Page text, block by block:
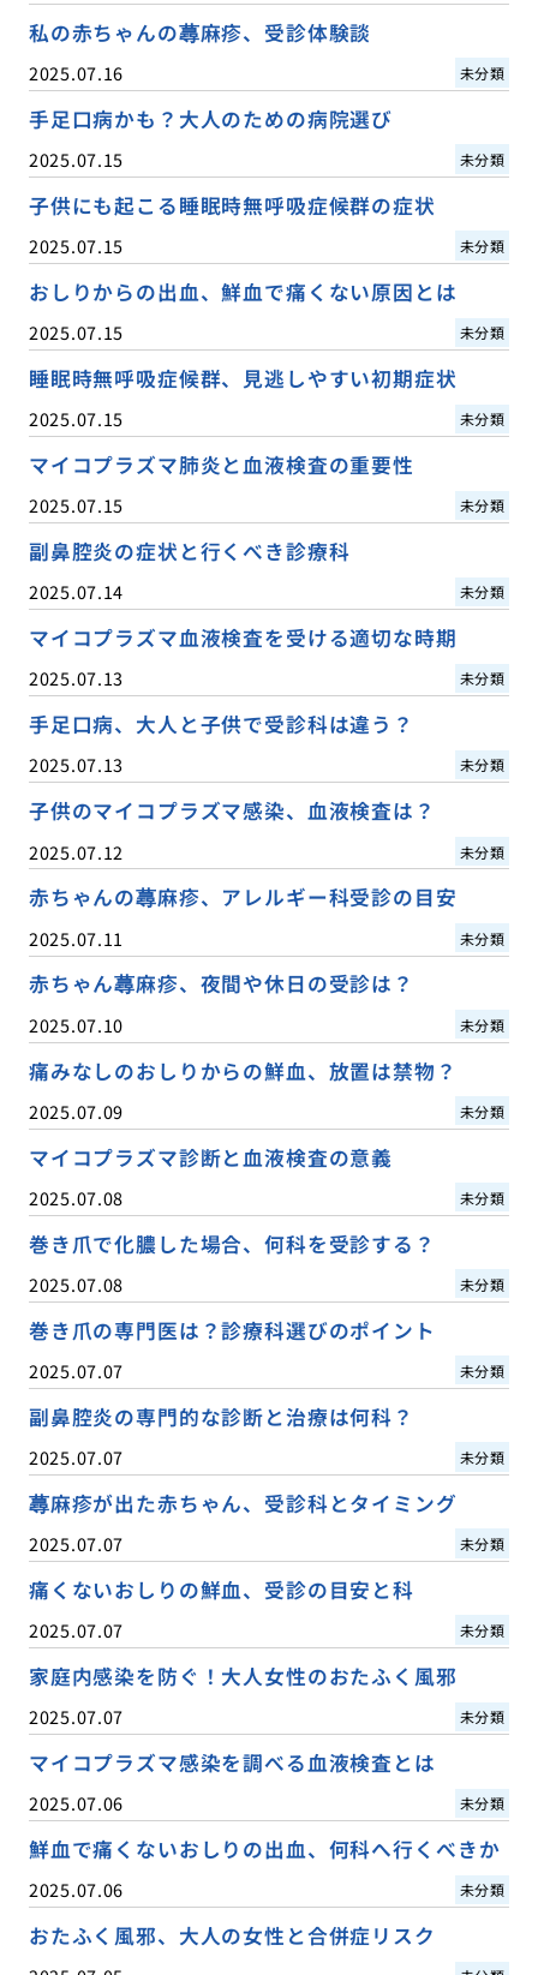
私の赤ちゃんの蕁麻疹、受診体験談
2025.07.16 未分類
手足口病かも？大人のための病院選び
2025.07.15 未分類
子供にも起こる睡眠時無呼吸症候群の症状
2025.07.15 未分類
おしりからの出血、鮮血で痛くない原因とは
2025.07.15 未分類
睡眠時無呼吸症候群、見逃しやすい初期症状
2025.07.15 未分類
マイコプラズマ肺炎と血液検査の重要性
2025.07.15 未分類
副鼻腔炎の症状と行くべき診療科
2025.07.14 未分類
マイコプラズマ血液検査を受ける適切な時期
2025.07.13 未分類
手足口病、大人と子供で受診科は違う？
2025.07.13 未分類
子供のマイコプラズマ感染、血液検査は？
2025.07.12 未分類
赤ちゃんの蕁麻疹、アレルギー科受診の目安
2025.07.11 未分類
赤ちゃん蕁麻疹、夜間や休日の受診は？
2025.07.10 未分類
痛みなしのおしりからの鮮血、放置は禁物？
2025.07.09 未分類
マイコプラズマ診断と血液検査の意義
2025.07.08 未分類
巻き爪で化膿した場合、何科を受診する？
2025.07.08 未分類
巻き爪の専門医は？診療科選びのポイント
2025.07.07 未分類
副鼻腔炎の専門的な診断と治療は何科？
2025.07.07 未分類
蕁麻疹が出た赤ちゃん、受診科とタイミング
2025.07.07 未分類
痛くないおしりの鮮血、受診の目安と科
2025.07.07 未分類
家庭内感染を防ぐ！大人女性のおたふく風邪
2025.07.07 未分類
マイコプラズマ感染を調べる血液検査とは
2025.07.06 未分類
鮮血で痛くないおしりの出血、何科へ行くべきか
2025.07.06 未分類
おたふく風邪、大人の女性と合併症リスク